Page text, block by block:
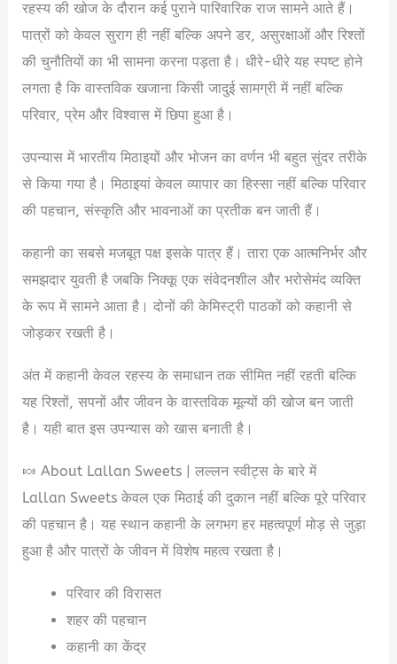
रहस्य की खोज के दौरान कई पुराने पारिवारिक राज सामने आते हैं।
पात्रों को केवल सुराग ही नहीं बल्कि अपने डर, असुरक्षाओं और रिश्तों
की चुनौतियों का भी सामना करना पड़ता है। धीरे-धीरे यह स्पष्ट होने
लगता है कि वास्तविक खजाना किसी जादुई सामग्री में नहीं बल्कि
परिवार, प्रेम और विश्वास में छिपा हुआ है।
उपन्यास में भारतीय मिठाइयों और भोजन का वर्णन भी बहुत सुंदर तरीके
से किया गया है। मिठाइयां केवल व्यापार का हिस्सा नहीं बल्कि परिवार
की पहचान, संस्कृति और भावनाओं का प्रतीक बन जाती हैं।
कहानी का सबसे मजबूत पक्ष इसके पात्र हैं। तारा एक आत्मनिर्भर और
समझदार युवती है जबकि निक्कू एक संवेदनशील और भरोसेमंद व्यक्ति
के रूप में सामने आता है। दोनों की केमिस्ट्री पाठकों को कहानी से
जोड़कर रखती है।
अंत में कहानी केवल रहस्य के समाधान तक सीमित नहीं रहती बल्कि
यह रिश्तों, सपनों और जीवन के वास्तविक मूल्यों की खोज बन जाती
है। यही बात इस उपन्यास को खास बनाती है।
🍬 About Lallan Sweets | लल्लन स्वीट्स के बारे में
Lallan Sweets केवल एक मिठाई की दुकान नहीं बल्कि पूरे परिवार
की पहचान है। यह स्थान कहानी के लगभग हर महत्वपूर्ण मोड़ से जुड़ा
हुआ है और पात्रों के जीवन में विशेष महत्व रखता है।
परिवार की विरासत
शहर की पहचान
कहानी का केंद्र